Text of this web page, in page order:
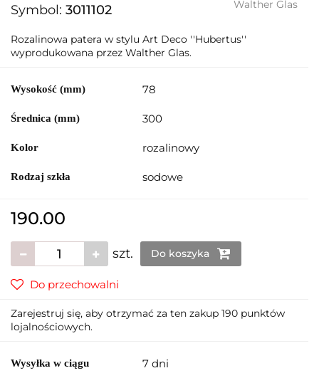
Symbol: 3011102 Walther Glas
Rozalinowa patera w stylu Art Deco ''Hubertus''
wyprodukowana przez Walther Glas.
Wysokość (mm) 78
Średnica (mm) 300
Kolor rozalinowy
Rodzaj szkła sodowe
190.00
szt. Do koszyka
Do przechowalni
Zarejestruj się, aby otrzymać za ten zakup 190 punktów
lojalnościowych.
Wysyłka w ciągu 7 dni